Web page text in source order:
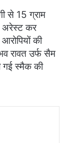
से 15 ग्राम
अरेस्ट कर
की
रावत उर्फ सैम
गई स्मैक की